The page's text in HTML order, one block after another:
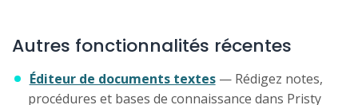
Autres fonctionnalités récentes
Éditeur de documents textes — Rédigez notes,
procédures et bases de connaissance dans Pristy